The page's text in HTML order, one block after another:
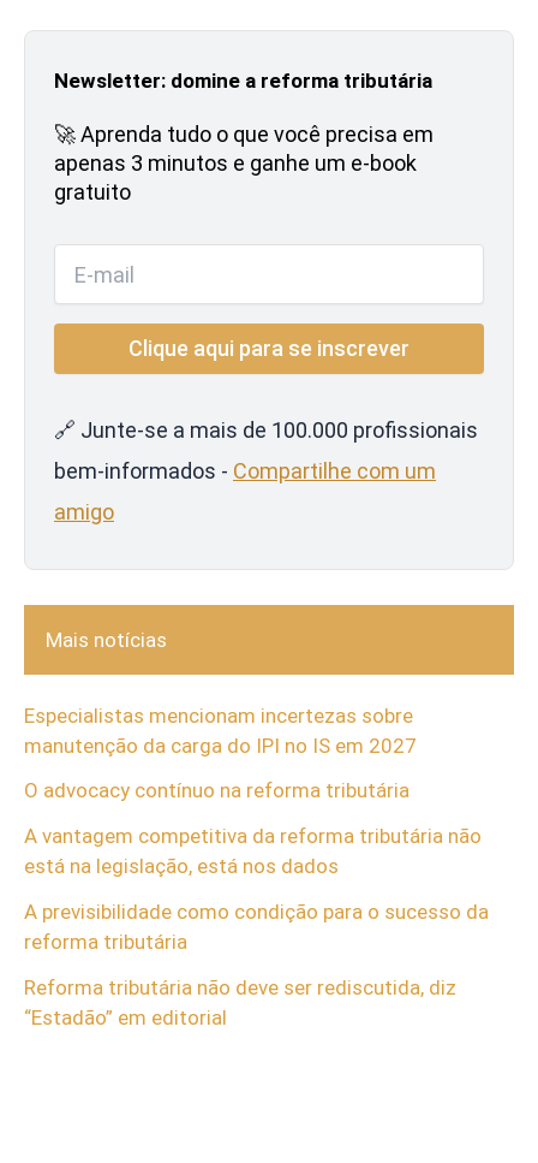
Newsletter: domine a reforma tributária
🚀 Aprenda tudo o que você precisa em
apenas 3 minutos e ganhe um e-book
gratuito
🔗 Junte-se a mais de 100.000 profissionais
bem-informados - Compartilhe com um
amigo
Mais notícias
Especialistas mencionam incertezas sobre
manutenção da carga do IPI no IS em 2027
O advocacy contínuo na reforma tributária
A vantagem competitiva da reforma tributária não
está na legislação, está nos dados
A previsibilidade como condição para o sucesso da
reforma tributária
Reforma tributária não deve ser rediscutida, diz
“Estadão” em editorial